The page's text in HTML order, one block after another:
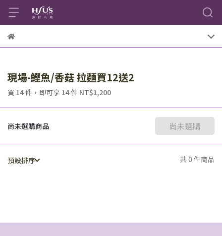
現場-鰹魚/香菇 拉麵買12送2
買 14 件， 即可享 14 件 NT$1,200
尚未選購商品 尚未選購
預設排序 共 0 件商品